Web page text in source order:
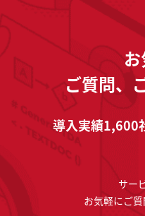
ご質問、
導入実績1,600
サー
お気軽にご